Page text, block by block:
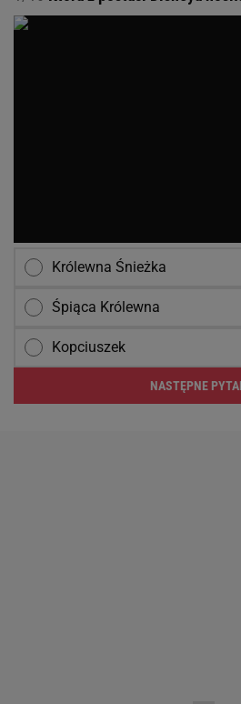
Królewna Śnieżka
Śpiąca Królewna
Kopciuszek
NASTĘPNE